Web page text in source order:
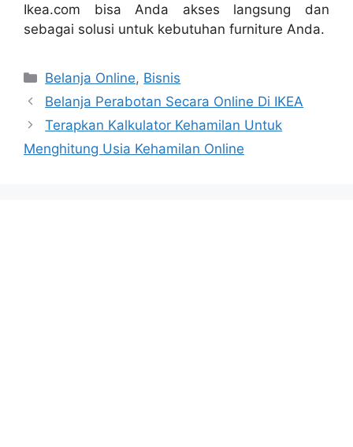
Ikea.com bisa Anda akses langsung dan
sebagai solusi untuk kebutuhan furniture Anda.
Categories
Belanja Online, Bisnis
Belanja Perabotan Secara Online Di IKEA
Terapkan Kalkulator Kehamilan Untuk
Menghitung Usia Kehamilan Online